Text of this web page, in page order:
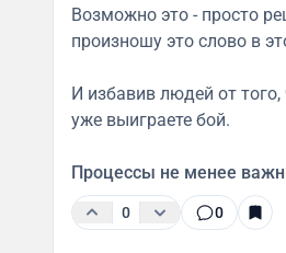
Возможно это - просто
произношу это слово в
И избавив людей от
уже выиграете бой.
Процессы не менее
0 0